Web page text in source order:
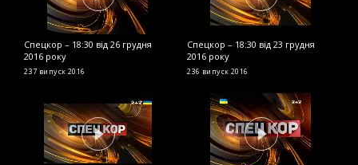
Спецкор – 18:30 від 26 грудня
2016 року
237 випуск 2016
Спецкор – 18:30 від 23 грудня
2016 року
236 випуск 2016